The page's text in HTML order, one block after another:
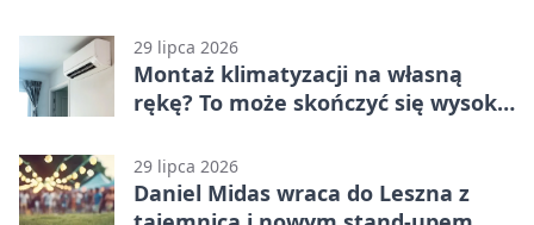
29 lipca 2026
Montaż klimatyzacji na własną
rękę? To może skończyć się wysoką
29 lipca 2026
Daniel Midas wraca do Leszna z